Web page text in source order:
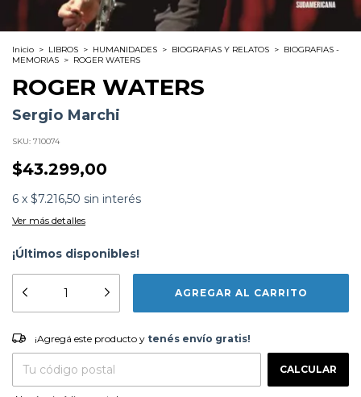
Inicio > LIBROS > HUMANIDADES > BIOGRAFIAS Y RELATOS > BIOGRAFIAS -
MEMORIAS > ROGER WATERS
ROGER WATERS
Sergio Marchi
SKU: 710074
$43.299,00
6 x $7.216,50 sin interés
Ver más detalles
¡Últimos disponibles!
¡Agregá este producto ytenés envío gratis!
Entregas para el CP: CAMBIAR CP
¡Agregá este producto y tenés envío gratis!
CALCULAR
Formato:
LIBROS
Encuadernación:Tapa Blanda
ISBN:9789500769587
N°Páginas:320
Fecha Publicación:
09/2023
Sinópsis